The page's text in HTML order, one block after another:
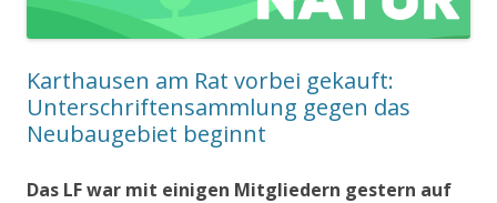
Karthausen am Rat vorbei gekauft:
Unterschriftensammlung gegen das
Neubaugebiet beginnt
Das LF war mit einigen Mitgliedern gestern auf